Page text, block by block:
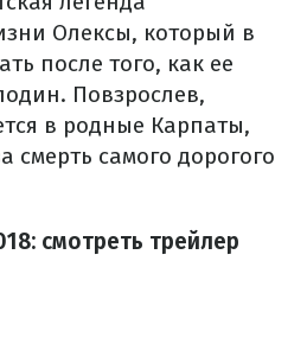
Олексы, который в
после того, как ее
Повзрослев,
в родные Карпаты,
смерть самого дорогого
смотреть трейлер